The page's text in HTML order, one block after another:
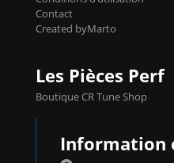
Contact
Created byMarto
Les Pièces Perf
Boutique CR Tune Shop
Information